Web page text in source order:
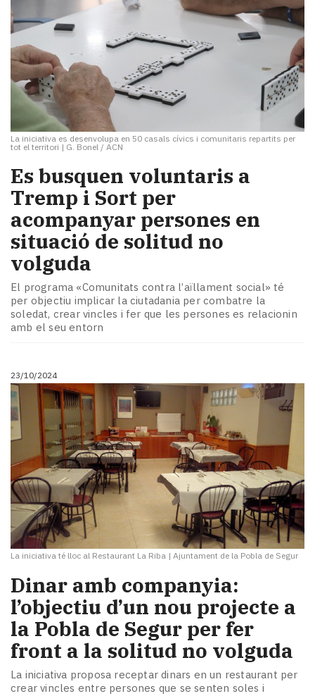
La iniciativa es desenvolupa en 50 casals cívics i comunitaris repartits per
tot el territori | G. Bonel / ACN
Es busquen voluntaris a
Tremp i Sort per
acompanyar persones en
situació de solitud no
volguda
El programa «Comunitats contra l’aïllament social» té
per objectiu implicar la ciutadania per combatre la
soledat, crear vincles i fer que les persones es relacionin
amb el seu entorn
23/10/2024
La iniciativa té lloc al Restaurant La Riba | Ajuntament de la Pobla de Segur
Dinar amb companyia:
l’objectiu d’un nou projecte a
la Pobla de Segur per fer
front a la solitud no volguda
La iniciativa proposa receptar dinars en un restaurant per
crear vincles entre persones que se senten soles i